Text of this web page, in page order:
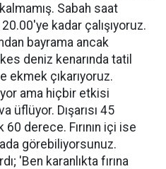
Sabah saat
kadar çalışıyoruz.
bayrama ancak
deniz kenarında tatil
ekmek çıkarıyoruz.
ama hiçbir etkisi
üflüyor. Dışarısı 45
60 derece. Fırının içi ise
görebiliyorsunuz.
'Ben karanlıkta fırına